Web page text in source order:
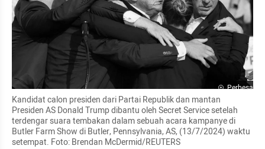
Perbesar
Kandidat calon presiden dari Partai Republik dan mantan
Presiden AS Donald Trump dibantu oleh Secret Service setelah
terdengar suara tembakan dalam sebuah acara kampanye di
Butler Farm Show di Butler, Pennsylvania, AS, (13/7/2024) waktu
setempat. Foto: Brendan McDermid/REUTERS